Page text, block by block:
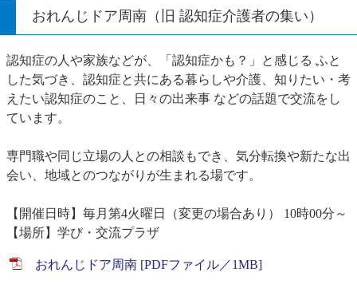
おれんじドア周南（旧 認知症介護者の集い）
認知症の人や家族などが、「認知症かも？」と感じる ふと
した気づき、認知症と共にある暮らしや介護、知りたい・考
えたい認知症のこと、日々の出来事 などの話題で交流をし
ています。
専門職や同じ立場の人との相談もでき、気分転換や新たな出
会い、地域とのつながりが生まれる場です。
【開催日時】毎月第4火曜日（変更の場合あり） 10時00分～
【場所】学び・交流プラザ
おれんじドア周南 [PDFファイル／1MB]